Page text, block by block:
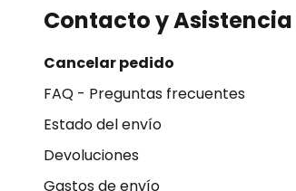
Contacto y Asistencia
Cancelar pedido
FAQ - Preguntas frecuentes
Estado del envío
Devoluciones
Gastos de envío